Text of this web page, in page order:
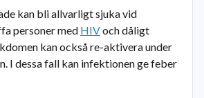
kan bli allvarligt sjuka vid
personer med HIVoch dåligt
kan också re-aktivera under
I dessa fall kan infektionen ge feber